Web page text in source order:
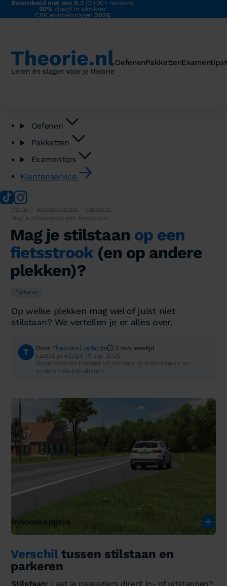
Beoordeeld met een 9.3 (2.400+ reviews)
90% slaagt in één keer
CBR examenvragen 2026
OefenenPakkettenExamentips
Oefenen
Pakketten
Examentips
Klantenservice
Home Verkeerskennis
Parkeren
Mag je stilstaan op een fietsstrook
Mag je stilstaan op een
fietsstrook(en op andere
plekken)?
Parkeren
Op welke plekken mag wel of juist niet
stilstaan? We vertellen je er alles over.
Door Theorie.nl redactie
3 min leestijd
Laatst gewijzigd 19 sep 2025
Onze redactie bestaat uit ervaren rij-instructeurs en
andere vakspecialisten.
Inhoudsopgave
Verschiltussen stilstaan en
parkeren
Stilstaan: Laat je passagiers direct in- of uitstappen?